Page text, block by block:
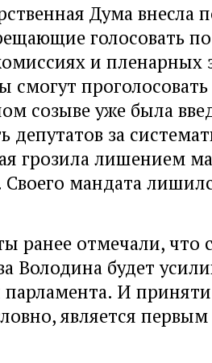
Дума внесла
голосовать
и пленарных
смогут
созыве уже была
депутатов за
грозила лишением
мандата
ранее отмечали, что
Володина будет
И
является